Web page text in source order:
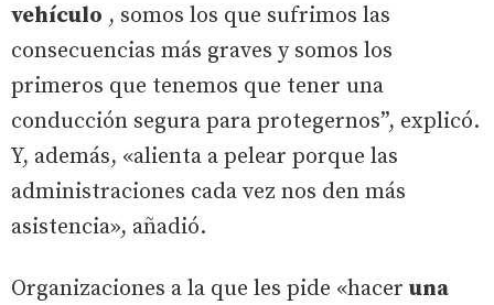
vehículo , somos los que sufrimos las
consecuencias más graves y somos los
primeros que tenemos que tener una
conducción segura para protegernos”, explicó.
Y, además, «alienta a pelear porque las
administraciones cada vez nos den más
asistencia», añadió.
Organizaciones a la que les pide «hacer una